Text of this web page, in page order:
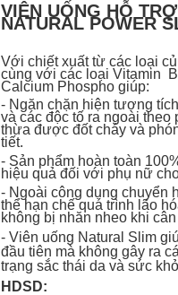
VIÊN UỐNG HỖ
NATURAL POWER
Với chiết xuất từ các loại
cùng với các loại Vitamin
Calcium Phospho giúp:
- Ngăn chặn hiện tượng
và các độc tố ra ngoài
thừa được đốt cháy và
tiết.
- Sản phẩm hoàn toàn
hiệu quả đối với phụ nữ
- Ngoài công dụng chuyển
thể hạn chế quá trình lão
không bị nhăn nheo khi
- Viên uống Natural Slim
đầu tiên mà không gây ra
trạng sắc thái da và sức
HDSD: